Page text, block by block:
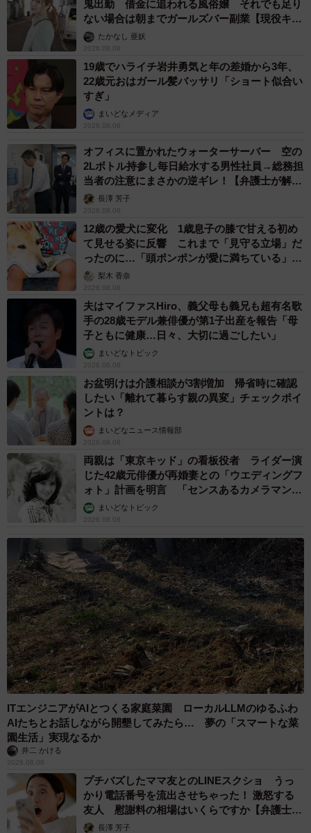
鬼出勤 借金に追われる風俗嬢 それでも足り
ない場合は朝までガールズバー副業【現役キャ
ストに取材】
たかなし 亜妖
2026.08.08
19歳でハライチ岩井勇気と年の差婚から3年、
22歳元おはガール髪バッサリ「ショート似合い
すぎ」
まいどなメディア
2026.08.08
オフィスに置かれたウォーターサーバー 空の
2Lボトル持参し毎日給水する男性社員→総務担
当者の注意にまさかの逆ギレ！【弁護士が解
説】長澤 芳子
2026.08.08
12歳の愛犬に変化 1歳息子の膝で甘える初め
て見せる姿に反響 これまで「見守る立場」だ
ったのに…「頭ポンポンが愛に満ちている」
「尊…」
梨木 香奈
2026.08.08
夫はマイファスHiro、義父母も義兄も超有名歌
手の28歳モデル兼俳優が第1子出産を報告「母
子ともに健康…日々、大切に過ごしたい」
まいどなトピック
2026.08.08
お盆明けは介護相談が3割増加 帰省時に確認
したい「離れて暮らす親の異変」チェックポイ
ントは？
まいどなニュース情報部
2026.08.08
両親は「東京キッド」の看板役者 ライダー演
じた42歳元俳優が再婚妻との「ウエディングフ
ォト」計画を明言 「センスあるカメラマン求
む」まいどなトピック
2026.08.08
ITエンジニアがAIとつくる家庭菜園 ローカルLLMのゆるふわ
AIたちとお話しながら開墾してみたら… 夢の「スマートな菜
園生活」実現なるか
井二 かける
2026.08.08
プチバズしたママ友とのLINEスクショ うっ
かり電話番号を流出させちゃった！ 激怒する
友人 慰謝料の相場はいくらですか【弁護士が
解説】長澤 芳子